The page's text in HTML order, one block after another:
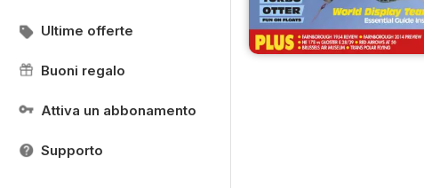
Ultime offerte
Buoni regalo
Attiva un abbonamento
Supporto